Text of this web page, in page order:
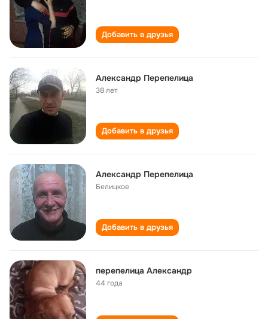
Добавить в друзья
Александр Перепелица
38 лет
Добавить в друзья
Александр Перепелица
Белицкое
Добавить в друзья
перепелица Александр
44 года